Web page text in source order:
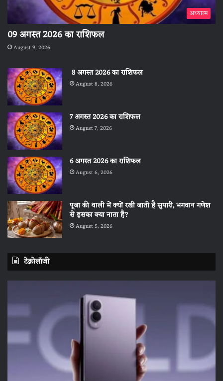
अध्यात्म
09 अगस्त 2026 का राशिफल
August 9, 2026
8 अगस्त 2026 का राशिफल
August 8, 2026
7 अगस्त 2026 का राशिफल
August 7, 2026
6 अगस्त 2026 का राशिफल
August 6, 2026
पूजा की थाली में क्यों रखी जाती है सुपारी, भगवान गणेश
से इसका क्या नाता है?
August 5, 2026
टेक्नोलॉजी